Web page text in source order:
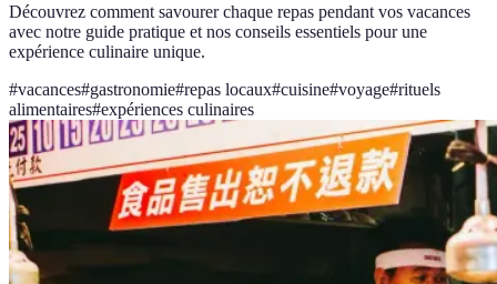
Découvrez comment savourer chaque repas pendant vos vacances
avec notre guide pratique et nos conseils essentiels pour une
expérience culinaire unique.
#vacances#gastronomie#repas locaux#cuisine#voyage#rituels
alimentaires#expériences culinaires